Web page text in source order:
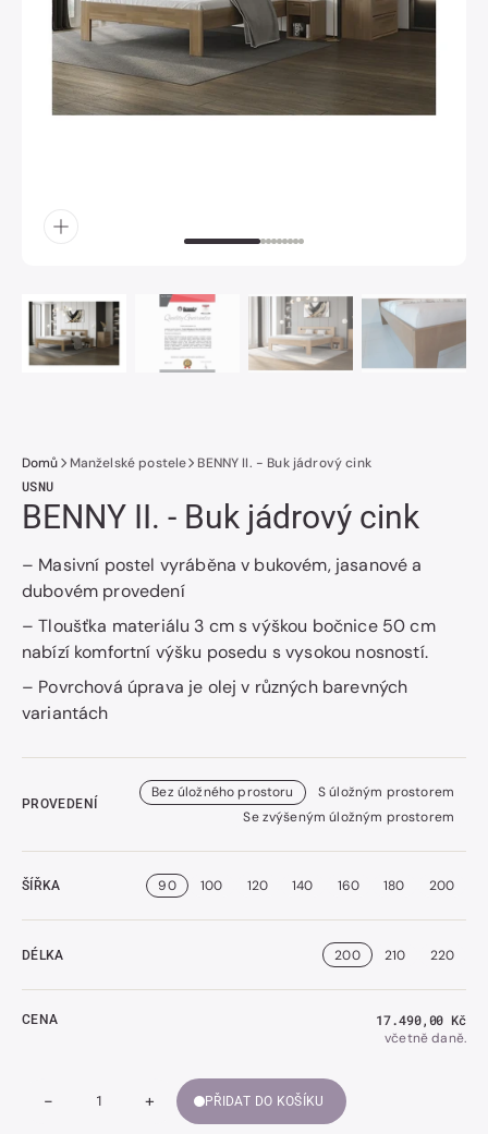
číslo
1
v
galerii.
Domů Manželské postele
BENNY II. - Buk jádrový cink
USNU
BENNY II. - Buk jádrový cink
– Masivní postel vyráběna v bukovém, jasanové a
dubovém provedení
– Tloušťka materiálu 3 cm s výškou bočnice 50 cm
nabízí komfortní výšku posedu s vysokou nosností.
– Povrchová úprava je olej v různých barevných
variantách
PROVEDENÍ
Bez úložného prostoru
S úložným prostorem
Se zvýšeným úložným prostorem
ŠÍŘKA 90 100 120 140 160 180 200
DÉLKA 200 210 220
CENA Běžná
cena
17.490,00 Kč
včetně daně.
Snížit
-
Zvýšit
množství
+ PŘIDAT DO KOŠÍKU